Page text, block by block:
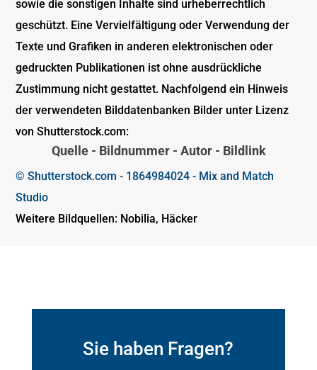
sowie die sonstigen Inhalte sind urheberrechtlich
geschützt. Eine Vervielfältigung oder Verwendung der
Texte und Grafiken in anderen elektronischen oder
gedruckten Publikationen ist ohne ausdrückliche
Zustimmung nicht gestattet. Nachfolgend ein Hinweis
der verwendeten Bilddatenbanken Bilder unter Lizenz
von Shutterstock.com:
Quelle - Bildnummer - Autor - Bildlink
© Shutterstock.com - 1864984024 - Mix and Match
Studio
Weitere Bildquellen: Nobilia, Häcker
Sie haben Fragen?